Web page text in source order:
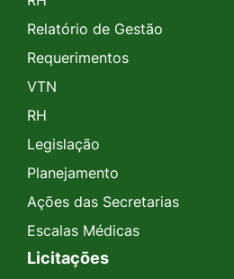
Relatório de Gestão
Requerimentos
VTN
RH
Legislação
Planejamento
Ações das Secretarias
Escalas Médicas
Licitações